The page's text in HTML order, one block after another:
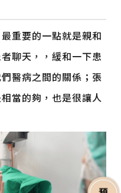
重要的一點就是親和
聊天，，緩和一下患
醫病之間的關係；張
當的夠，也是很讓人